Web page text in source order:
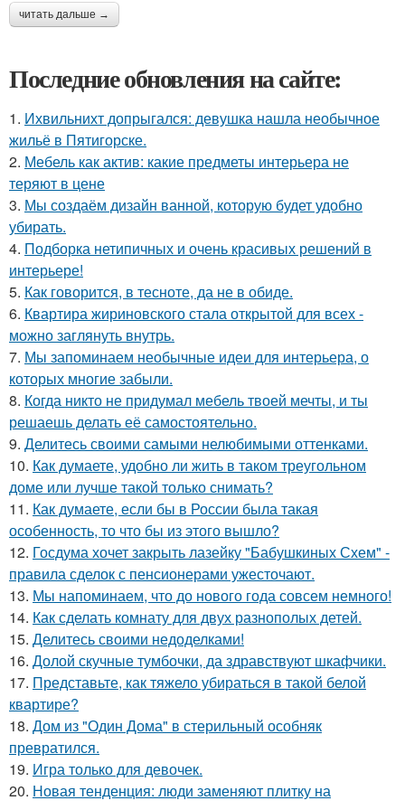
читать дальше →
Последние обновления на сайте:
1. Ихвильнихт допрыгался: девушка нашла необычное
жильё в Пятигорске.
2. Мебель как актив: какие предметы интерьера не
теряют в цене
3. Мы создаём дизайн ванной, которую будет удобно
убирать.
4. Подборка нетипичных и очень красивых решений в
интерьере!
5. Как говорится, в тесноте, да не в обиде.
6. Квартира жириновского стала открытой для всех -
можно заглянуть внутрь.
7. Мы запоминаем необычные идеи для интерьера, о
которых многие забыли.
8. Когда никто не придумал мебель твоей мечты, и ты
решаешь делать её самостоятельно.
9. Делитесь своими самыми нелюбимыми оттенками.
10. Как думаете, удобно ли жить в таком треугольном
доме или лучше такой только снимать?
11. Как думаете, если бы в России была такая
особенность, то что бы из этого вышло?
12. Госдума хочет закрыть лазейку "Бабушкиных Схем" -
правила сделок с пенсионерами ужесточают.
13. Мы напоминаем, что до нового года совсем немного!
14. Как сделать комнату для двух разнополых детей.
15. Делитесь своими недоделками!
16. Долой скучные тумбочки, да здравствуют шкафчики.
17. Представьте, как тяжело убираться в такой белой
квартире?
18. Дом из "Один Дома" в стерильный особняк
превратился.
19. Игра только для девочек.
20. Новая тенденция: люди заменяют плитку на